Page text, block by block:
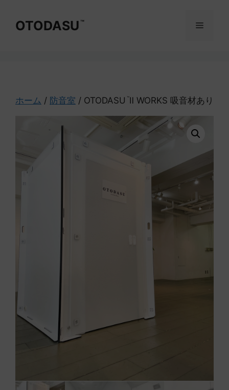
OTODASU ™ メ
ホーム / 防音室 / OTODASU ™ Ⅱ WORKS 吸音材あり